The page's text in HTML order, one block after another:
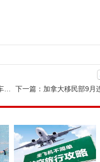
下一篇： 加拿大移民部9月连捞6次